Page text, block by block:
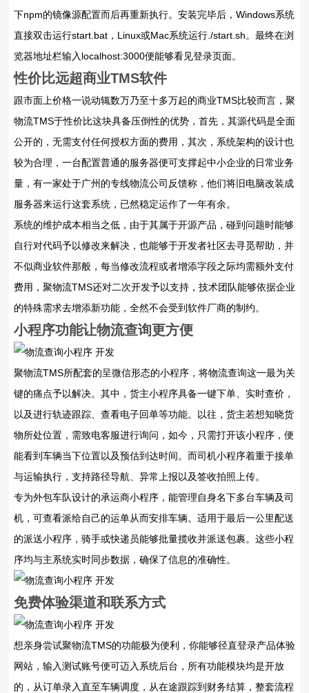
下npm的镜像源配置而后再重新执行。安装完毕后，Windows系统
直接双击运行start.bat，Linux或Mac系统运行./start.sh。最终在浏
览器地址栏输入localhost:3000便能够看见登录页面。
性价比远超商业TMS软件
跟市面上价格一说动辄数万乃至十多万起的商业TMS比较而言，聚
物流TMS于性价比这块具备压倒性的优势，首先，其源代码是全面
公开的，无需支付任何授权方面的费用，其次，系统架构的设计也
较为合理，一台配置普通的服务器便可支撑起中小企业的日常业务
量，有一家处于广州的专线物流公司反馈称，他们将旧电脑改装成
服务器来运行这套系统，已然稳定运作了一年有余。
系统的维护成本相当之低，由于其属于开源产品，碰到问题时能够
自行对代码予以修改来解决，也能够于开发者社区去寻觅帮助，并
不似商业软件那般，每当修改流程或者增添字段之际均需额外支付
费用，聚物流TMS还对二次开发予以支持，技术团队能够依据企业
的特殊需求去增添新功能，全然不会受到软件厂商的制约。
小程序功能让物流查询更方便
聚物流TMS所配套的呈微信形态的小程序，将物流查询这一最为关
键的痛点予以解决。其中，货主小程序具备一键下单、实时查价，
以及进行轨迹跟踪、查看电子回单等功能。以往，货主若想知晓货
物所处位置，需致电客服进行询问，如今，只需打开该小程序，便
能看到车辆当下位置以及预估到达时间。而司机小程序着重于接单
与运输执行，支持路径导航、异常上报以及签收拍照上传。
专为外包车队设计的承运商小程序，能管理自身名下多台车辆及司
机，可查看派给自己的运单从而安排车辆。适用于最后一公里配送
的派送小程序，骑手或快递员能够批量揽收并派送包裹。这些小程
序均与主系统实时同步数据，确保了信息的准确性。
免费体验渠道和联系方式
想亲身尝试聚物流TMS的功能极为便利，你能够径直登录产品体验
网站，输入测试账号便可迈入系统后台，所有功能模块均是开放
的，从订单录入直至车辆调度，从在途跟踪到财务结算，整套流程